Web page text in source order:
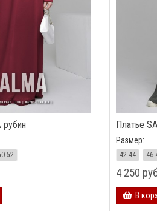
52
Платье
Размер:
42-44 46-
4 250
В